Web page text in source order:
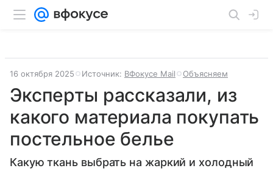
16 октября 2025 Источник: ВФокусе Mail Объясняем
Эксперты рассказали, из
какого материала покупать
постельное белье
Какую ткань выбрать на жаркий и холодный